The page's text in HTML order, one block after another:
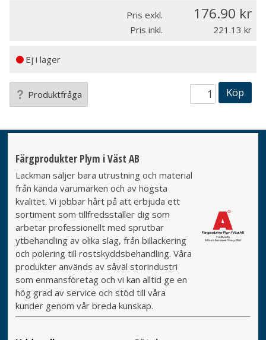
Pris exkl. 176.90
Pris inkl. 221.13
Ej i lager
Produktfråga Köp
Färgprodukter Plym i Väst AB
Lackman säljer bara utrustning och material
från kända varumärken och av högsta
kvalitet. Vi jobbar hårt på att erbjuda ett
sortiment som tillfredsställer dig som
arbetar professionellt med sprutbar
ytbehandling av olika slag, från billackering
och polering till rostskyddsbehandling. Våra
produkter används av såväl storindustri
som enmansföretag och vi kan alltid ge en
hög grad av service och stöd till våra
kunder genom vår breda kunskap.